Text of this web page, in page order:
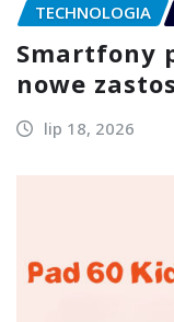
TECHNOLOGIA
Smartfony
nowe
lip 18, 2026